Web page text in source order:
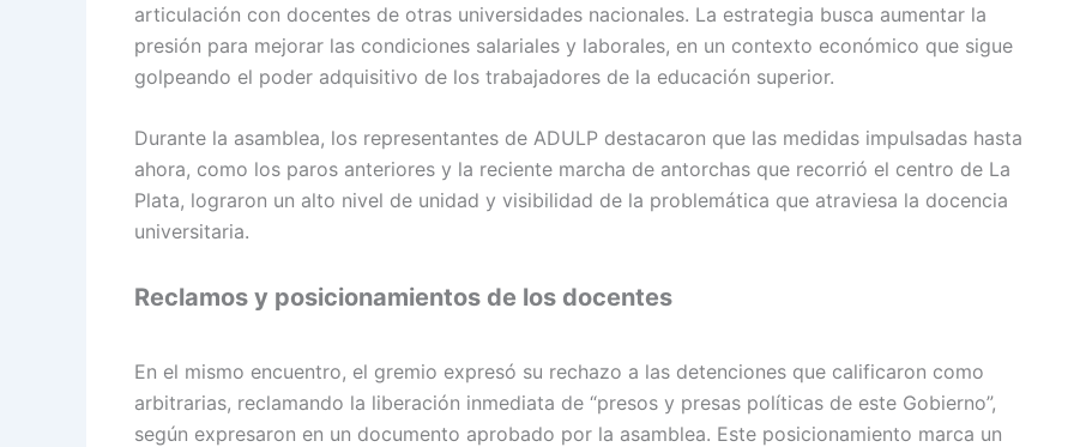
articulación con docentes de otras universidades nacionales. La estrategia busca aumentar la
presión para mejorar las condiciones salariales y laborales, en un contexto económico que sigue
golpeando el poder adquisitivo de los trabajadores de la educación superior.
Durante la asamblea, los representantes de ADULP destacaron que las medidas impulsadas hasta
ahora, como los paros anteriores y la reciente marcha de antorchas que recorrió el centro de La
Plata, lograron un alto nivel de unidad y visibilidad de la problemática que atraviesa la docencia
universitaria.
Reclamos y posicionamientos de los docentes
En el mismo encuentro, el gremio expresó su rechazo a las detenciones que calificaron como
arbitrarias, reclamando la liberación inmediata de “presos y presas políticas de este Gobierno”,
según expresaron en un documento aprobado por la asamblea. Este posicionamiento marca un